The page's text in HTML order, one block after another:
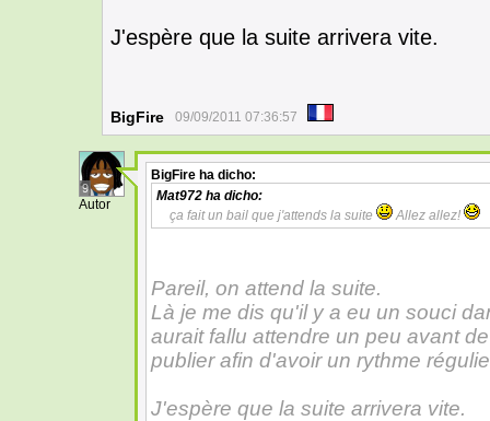
J'espère que la suite arrivera vite.
BigFire 09/09/2011 07:36:57
9
Autor
BigFire ha dicho:
Mat972 ha dicho:
ça fait un bail que j'attends la suite
Allez allez!
Pareil, on attend la suite.
Là je me dis qu'il y a eu un souci
aurait fallu attendre un peu avant
publier afin d'avoir un rythme
J'espère que la suite arrivera vite.